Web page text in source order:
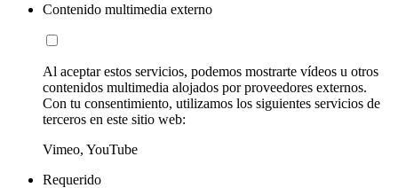
Contenido multimedia externo
Al aceptar estos servicios, podemos mostrarte vídeos u otros
contenidos multimedia alojados por proveedores externos.
Con tu consentimiento, utilizamos los siguientes servicios de
terceros en este sitio web:
Vimeo, YouTube
Requerido